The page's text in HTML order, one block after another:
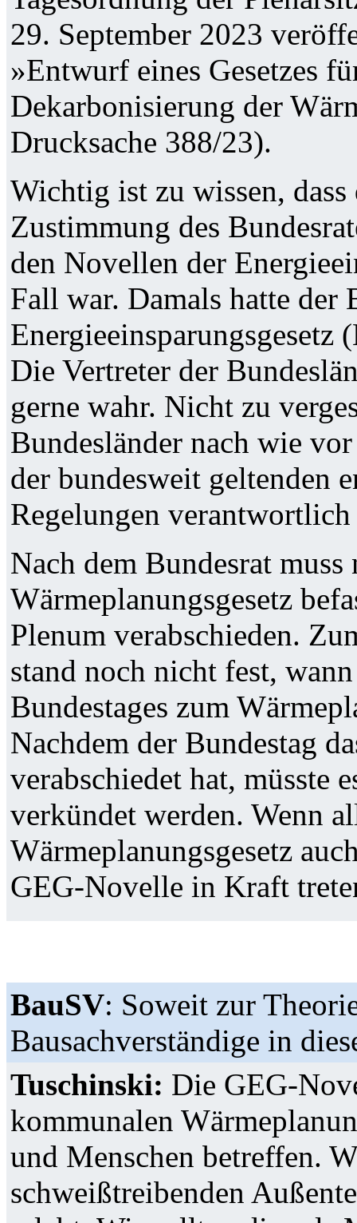
29. September 2023
»Entwurf eines Gesetzes
Dekarbonisierung der
Drucksache 388/23).
Wichtig ist zu wissen,
Zustimmung des
den Novellen der
Fall war. Damals hatte der
Energieeinsparungsgesetz
Die Vertreter der
gerne wahr. Nicht zu
Bundesländer nach wie
der bundesweit geltenden
Regelungen
Nach dem Bundesrat
Wärmeplanungsgesetz
Plenum verabschieden.
stand noch nicht fest,
Bundestages zum
Nachdem der Bundestag
verabschiedet hat, müsste
verkündet werden. Wenn
Wärmeplanungsgesetz
GEG-Novelle in Kraft
BauSV: Soweit zur
Bausachverständige in
Tuschinski: Die GEG-
kommunalen
und Menschen betreffen.
schweißtreibenden